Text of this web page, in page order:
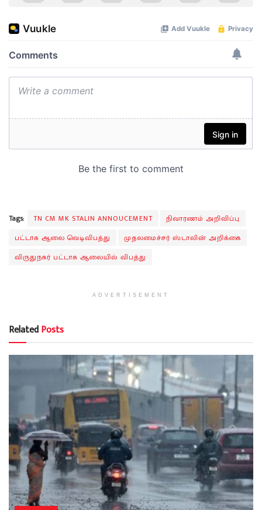
Tags: TN CM MK STALIN ANNOUCEMENT
நிவாரணம் அறிவிப்பு
பட்டாசு ஆலை வெடிவிபத்து
முதலமைச்சர் ஸ்டாலின் அறிக்கை
விருதுநகர் பட்டாசு ஆலையில் விபத்து
ADVERTISEMENT
RelatedPosts